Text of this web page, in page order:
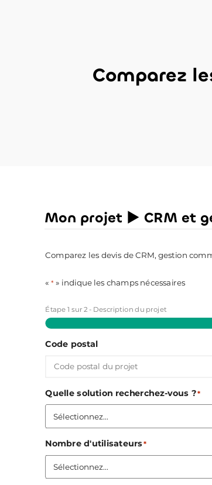
Comparez
Mon projet ► CRM et
Comparez les devis de CRM, gestion
«* » indique les champs nécessaires
Étape1 sur2 - Description du projet
Code postal
Quelle solution recherchez-vous ?*
Nombre d'utilisateurs*